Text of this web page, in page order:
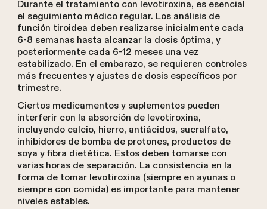
Durante el tratamiento con levotiroxina, es esencial
el seguimiento médico regular. Los análisis de
función tiroidea deben realizarse inicialmente cada
6-8 semanas hasta alcanzar la dosis óptima, y
posteriormente cada 6-12 meses una vez
estabilizado. En el embarazo, se requieren controles
más frecuentes y ajustes de dosis específicos por
trimestre.
Ciertos medicamentos y suplementos pueden
interferir con la absorción de levotiroxina,
incluyendo calcio, hierro, antiácidos, sucralfato,
inhibidores de bomba de protones, productos de
soya y fibra dietética. Estos deben tomarse con
varias horas de separación. La consistencia en la
forma de tomar levotiroxina (siempre en ayunas o
siempre con comida) es importante para mantener
niveles estables.